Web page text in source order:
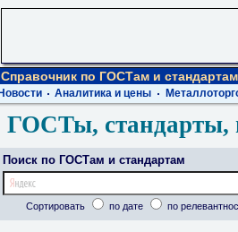
Справочник по ГОСТам и стандартам
Новости Аналитика и цены
ГОСТы, стандарты,
Поиск по ГОСТам и стандартам
Сортировать по дате по